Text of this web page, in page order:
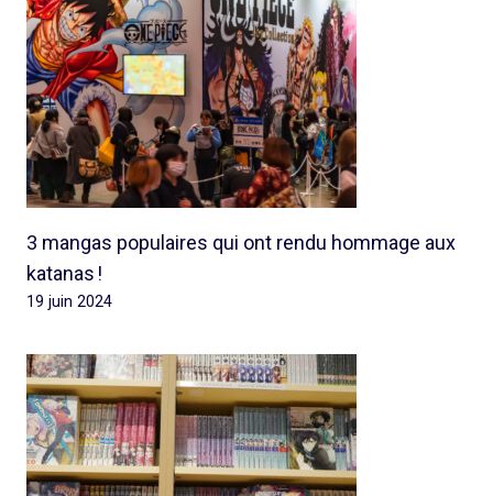
3 mangas populaires qui ont rendu hommage aux
katanas !
19 juin 2024